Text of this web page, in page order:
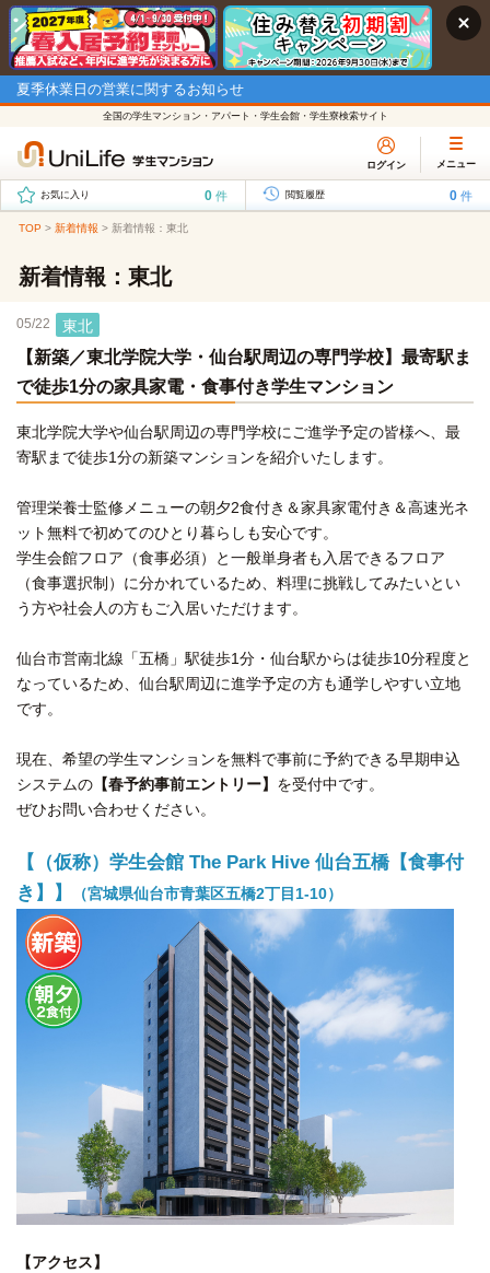
夏季休業日の営業に関するお知らせ
全国の学生マンション・アパート・学生会館・学生寮検索サイト
ログイン メニュー
お気に入り 0 件 閲覧履歴 0 件
TOP > 新着情報 > 新着情報：東北
新着情報：東北
05/22 東北
【新築／東北学院大学・仙台駅周辺の専門学校】最寄駅ま
で徒歩1分の家具家電・食事付き学生マンション
東北学院大学や仙台駅周辺の専門学校にご進学予定の皆様へ、最
寄駅まで徒歩1分の新築マンションを紹介いたします。
管理栄養士監修メニューの朝夕2食付き＆家具家電付き＆高速光ネ
ット無料で初めてのひとり暮らしも安心です。
学生会館フロア（食事必須）と一般単身者も入居できるフロア
（食事選択制）に分かれているため、料理に挑戦してみたいとい
う方や社会人の方もご入居いただけます。
仙台市営南北線「五橋」駅徒歩1分・仙台駅からは徒歩10分程度と
なっているため、仙台駅周辺に進学予定の方も通学しやすい立地
です。
現在、希望の学生マンションを無料で事前に予約できる早期申込
システムの 【春予約事前エントリー】 を受付中です。
ぜひお問い合わせください。
【（仮称）学生会館 The Park Hive 仙台五橋【食事付
き】】
（宮城県仙台市青葉区五橋2丁目1-10）
【アクセス】